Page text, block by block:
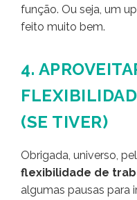
função. Ou seja, um
feito muito bem.
4.
(SE TIVER)
Obrigada, universo,
flexibilidade de
algumas pausas para